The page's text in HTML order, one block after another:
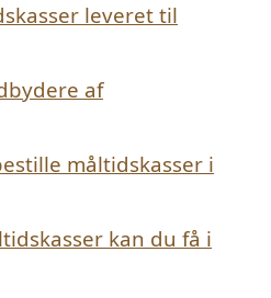
leveret til
af
måltidskasser i
kan du få i